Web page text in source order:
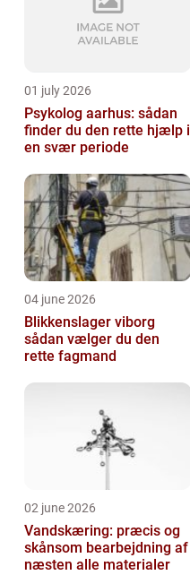
01 july 2026
Psykolog aarhus: sådan
finder du den rette hjælp i
en svær periode
04 june 2026
Blikkenslager viborg
sådan vælger du den
rette fagmand
02 june 2026
Vandskæring: præcis og
skånsom bearbejdning af
næsten alle materialer